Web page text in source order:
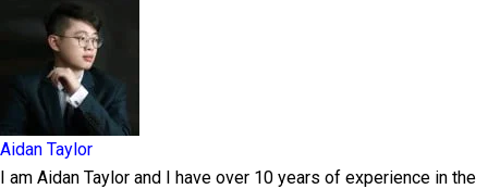
Aidan Taylor
I am Aidan Taylor and I have over 10 years of experience in the